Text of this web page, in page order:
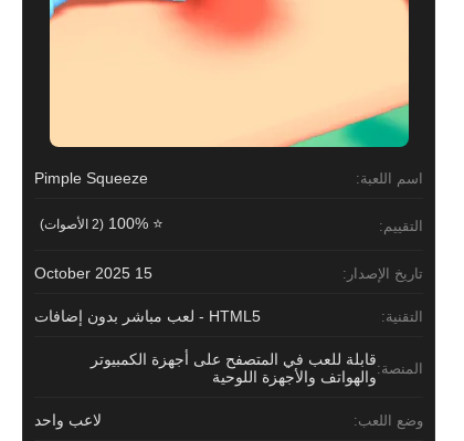
اسم اللعبة: Pimple Squeeze
التقييم: ⭐ 100% (2 الأصوات)
تاريخ الإصدار: 15 October 2025
التقنية: HTML5 - لعب مباشر بدون إضافات
المنصة:قابلة للعب في المتصفح على أجهزة الكمبيوتر
والهواتف والأجهزة اللوحية
وضع اللعب: لاعب واحد